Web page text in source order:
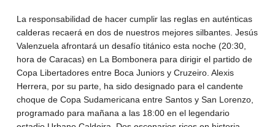
La responsabilidad de hacer cumplir las reglas en auténticas
calderas recaerá en dos de nuestros mejores silbantes. Jesús
Valenzuela afrontará un desafío titánico esta noche (20:30,
hora de Caracas) en La Bombonera para dirigir el partido de
Copa Libertadores entre Boca Juniors y Cruzeiro. Alexis
Herrera, por su parte, ha sido designado para el candente
choque de Copa Sudamericana entre Santos y San Lorenzo,
programado para mañana a las 18:00 en el legendario